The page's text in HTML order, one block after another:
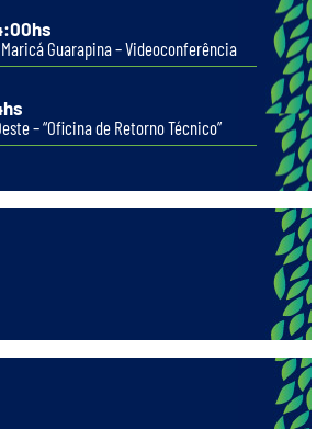
Guarapina – Videoconferência
– “Oficina de Retorno Técnico”